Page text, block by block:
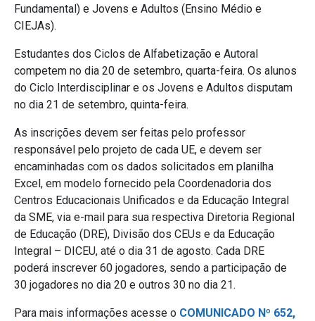
Fundamental) e Jovens e Adultos (Ensino Médio e
CIEJAs).
Estudantes dos Ciclos de Alfabetização e Autoral
competem no dia 20 de setembro, quarta-feira. Os alunos
do Ciclo Interdisciplinar e os Jovens e Adultos disputam
no dia 21 de setembro, quinta-feira.
As inscrições devem ser feitas pelo professor
responsável pelo projeto de cada UE, e devem ser
encaminhadas com os dados solicitados em planilha
Excel, em modelo fornecido pela Coordenadoria dos
Centros Educacionais Unificados e da Educação Integral
da SME, via e-mail para sua respectiva Diretoria Regional
de Educação (DRE), Divisão dos CEUs e da Educação
Integral – DICEU, até o dia 31 de agosto. Cada DRE
poderá inscrever 60 jogadores, sendo a participação de
30 jogadores no dia 20 e outros 30 no dia 21.
Para mais informações acesse o COMUNICADO Nº 652,